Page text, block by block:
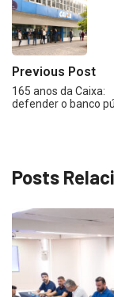
Previous Post
165 anos da Caixa:
defender o banco
Posts